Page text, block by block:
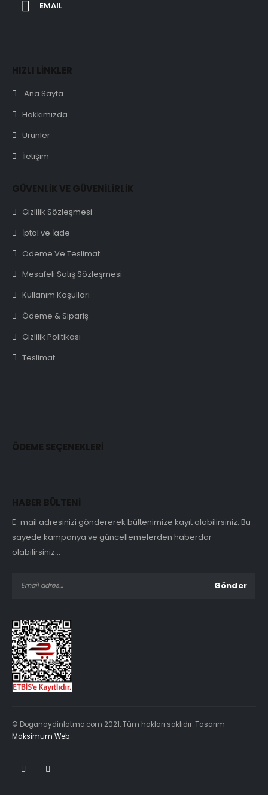
EMAIL
HIZLI LİNKLER
Ana Sayfa
Hakkımızda
Ürünler
İletişim
GÜVENLİK VE GÜVENİLİRLİK
Gizlilik Sözleşmesi
İptal ve İade
Ödeme Ve Teslimat
Mesafeli Satış Sözleşmesi
Kullanım Koşulları
Ödeme & Sipariş
Gizlilik Politikası
Teslimat
ÖDEME SEÇENEKLERİ
HABER BÜLTENİ
E-mail adresinizi göndererek bültenimize kayıt olabilirsiniz. Bu
sayede kampanya ve güncellemelerden haberdar
olabilirsiniz...
© Doganaydinlatma.com 2021. Tüm hakları saklıdır. Tasarım
Maksimum Web